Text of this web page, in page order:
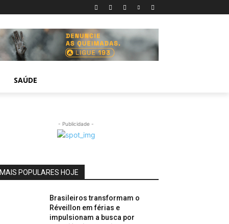
SAÚDE
- Publicidade -
MAIS POPULARES HOJE
Brasileiros transformam o
Réveillon em férias e
impulsionam a busca por